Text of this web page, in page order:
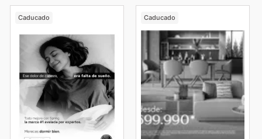
Caducado Caducado